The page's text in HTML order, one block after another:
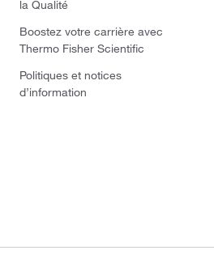
la Qualité
Boostez votre carrière avec
Thermo Fisher Scientific
Politiques et notices
d’information